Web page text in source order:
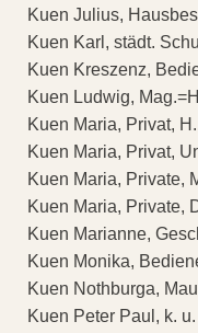
Kuen Julius,
Kuen Karl, städt.
Kuen Kreszenz,
Kuen Ludwig,
Kuen Maria, Privat,
Kuen Maria, Privat,
Kuen Maria, Private,
Kuen Maria, Private,
Kuen Marianne,
Kuen Monika,
Kuen Nothburga,
Kuen Peter Paul, k.